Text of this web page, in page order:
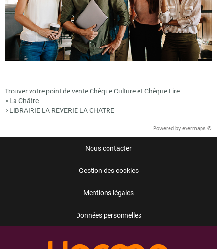
Trouver votre point de vente Chèque Culture et Chèque Lire
> La Châtre
> LIBRAIRIE LA REVERIE LA CHATRE
Powered by evermaps ©
Nous contacter
Gestion des cookies
Mentions légales
Données personnelles